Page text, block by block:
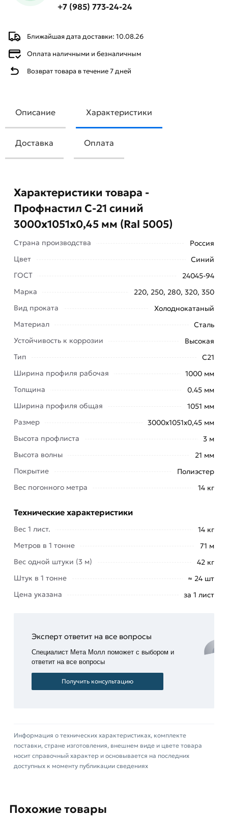
Ближайшая дата доставки: 10.08.26
Оплата наличными и безналичным
Возврат товара в течение 7 дней
+7 (985) 773-24-24
Описание Характеристики
Доставка Оплата
5005) - это один из самых доступных и
востребованных материалов при строительстве
ограждений, в кровельных и облицовочных
работах.
Лёгкий, износостойкий, не боящийся коррозии
материал предназначен для строительных
изготавливаются фасадные кассеты, утеплённые
сэндвич-панели.
В качестве интерьерного материала профлист
широко используется для отделки торгово-
развлекательных центров, супермаркетов,
ангаров, логистических центров, складских
мышкой«Добавить в корзину»
кнопку
. Также можете купить
Условия доставки и цены на товар Профнастил
категорииОкрашенный профнастил
действительны в Москве и области. Наши
условий доставки или самовывоза.
Данний товар от производителя Профлист
сертифицирован, соответствует всем
стандартам качества. Возврат купленного
товарa в течение 14 дней (наличие чека
Характеристики товара -
Профнастил С-21 синий
3000х1051х0,45 мм (Ral 5005)
Страна производства
Россия
Цвет
Синий
ГОСТ
24045-94
Марка
220, 250, 280, 320, 350
Вид проката
Холоднокатаный
Материал
Сталь
Устойчивость к коррозии
Высокая
Тип
С21
Ширина профиля рабочая
1000 мм
Толщина
0.45 мм
Ширина профиля общая
1051 мм
Размер
3000х1051х0,45 мм
Высота профлиста
3 м
Высота волны
21 мм
Покрытие
Полиэстер
Вес погонного метра
14 кг
Технические характеристики
Вес 1 лист.
14 кг
Метров в 1 тонне
71 м
Вес одной штуки (3 м)
42 кг
Штук в 1 тонне
≈ 24 шт
Цена указана
за 1 лист
Эксперт ответит на все вопросы
Специалист Мета Молл поможет с выбором и
ответит на все вопросы
Получить консультацию
Информация о технических характеристиках, комплекте
поставки, стране изготовления, внешнем виде и цвете товара
носит справочный характер и основывается на последних
доступных к моменту публикации сведениях
Похожие товары